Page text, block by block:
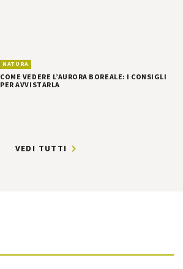
NATURA
COME VEDERE L’AURORA BOREALE: I CONSIGLI
PER AVVISTARLA
VEDI TUTTI